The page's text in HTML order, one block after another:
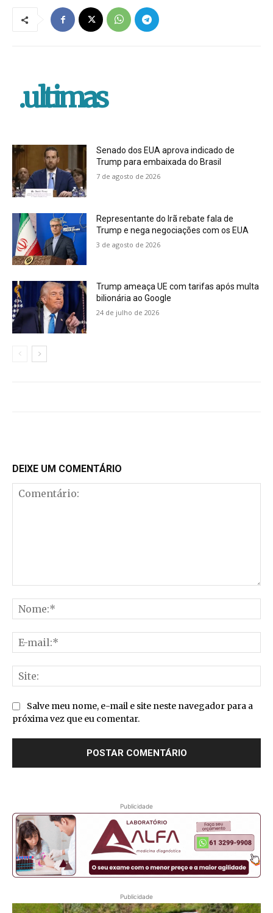
.ultimas
Senado dos EUA aprova indicado de
Trump para embaixada do Brasil
7 de agosto de 2026
Representante do Irã rebate fala de
Trump e nega negociações com os EUA
3 de agosto de 2026
Trump ameaça UE com tarifas após multa
bilionária ao Google
24 de julho de 2026
DEIXE UM COMENTÁRIO
Salve meu nome, e-mail e site neste navegador para a
próxima vez que eu comentar.
Publicidade
Publicidade